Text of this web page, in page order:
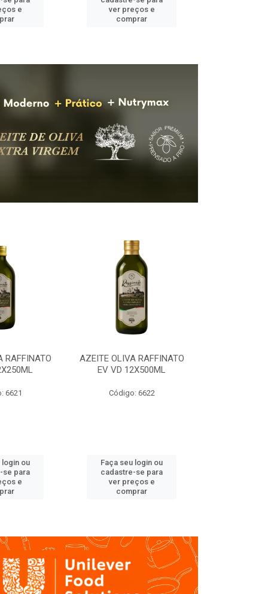
e
ver preços e
comprar
RAFFINATO
6621
login ou
se para
e
AZEITE OLIVA RAFFINATO
EV VD 12X500ML
Código: 6622
Faça seu login ou
cadastre-se para
ver preços e
comprar